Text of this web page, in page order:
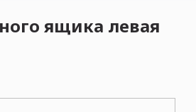
ящика левая